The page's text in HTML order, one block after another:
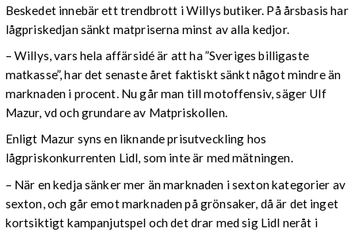
Beskedet innebär ett trendbrott i Willys butiker. På årsbasis har
lågpriskedjan sänkt matpriserna minst av alla kedjor.
– Willys, vars hela affärsidé är att ha ”Sveriges billigaste
matkasse”, har det senaste året faktiskt sänkt något mindre än
marknaden i procent. Nu går man till motoffensiv, säger Ulf
Mazur, vd och grundare av Matpriskollen.
Enligt Mazur syns en liknande prisutveckling hos
lågpriskonkurrenten Lidl, som inte är med mätningen.
– När en kedja sänker mer än marknaden i sexton kategorier av
sexton, och går emot marknaden på grönsaker, då är det inget
kortsiktigt kampanjutspel och det drar med sig Lidl neråt i